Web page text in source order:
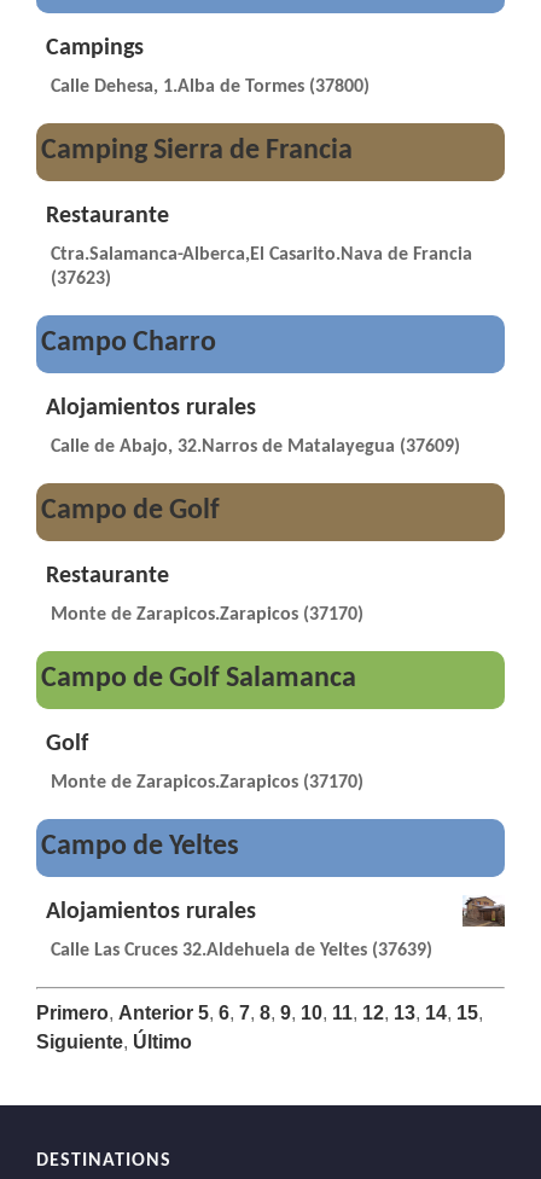
Campings
Calle Dehesa, 1.Alba de Tormes (37800)
Camping Sierra de Francia
Restaurante
Ctra.Salamanca-Alberca,El Casarito.Nava de Francia
(37623)
Campo Charro
Alojamientos rurales
Calle de Abajo, 32.Narros de Matalayegua (37609)
Campo de Golf
Restaurante
Monte de Zarapicos.Zarapicos (37170)
Campo de Golf Salamanca
Golf
Monte de Zarapicos.Zarapicos (37170)
Campo de Yeltes
Alojamientos rurales
Calle Las Cruces 32.Aldehuela de Yeltes (37639)
Primero, Anterior 5, 6, 7, 8, 9, 10, 11, 12, 13, 14, 15,
Siguiente, Último
DESTINATIONS